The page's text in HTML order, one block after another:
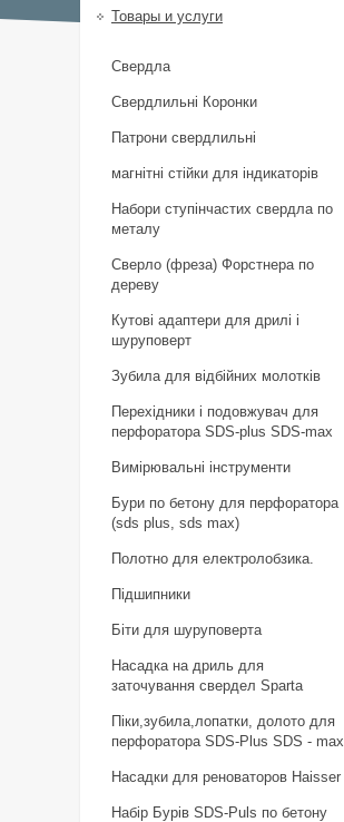
Товары и услуги
Свердла
Свердлильні Коронки
Патрони свердлильні
магнітні стійки для індикаторів
Набори ступінчастих свердла по
металу
Сверло (фреза) Форстнера по
дереву
Кутові адаптери для дрилі і
шуруповерт
Зубила для відбійних молотків
Перехідники і подовжувач для
перфоратора SDS-plus SDS-max
Вимірювальні інструменти
Бури по бетону для перфоратора
(sds plus, sds max)
Полотно для електролобзика.
Підшипники
Біти для шуруповерта
Насадка на дриль для
заточування свердел Sparta
Піки,зубила,лопатки, долото для
перфоратора SDS-Plus SDS - max
Насадки для реноваторов Haisser
Набір Бурів SDS-Puls по бетону